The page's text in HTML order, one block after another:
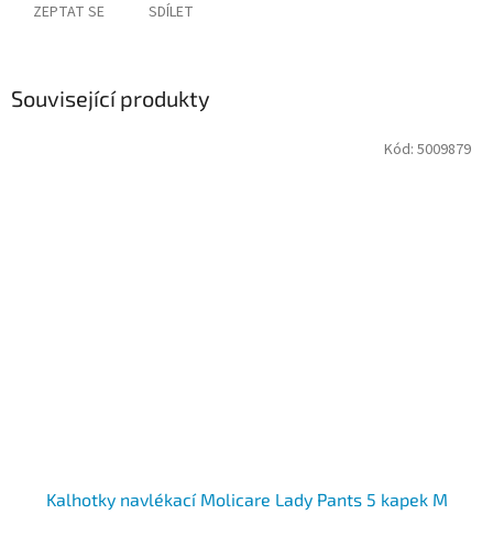
ZEPTAT SE SDÍLET
Související produkty
Kalhotky navlékací Molicare Lady Pants 5 kapek M
Kód: 5009879